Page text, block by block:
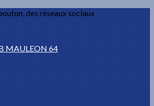
des réseaux sociaux